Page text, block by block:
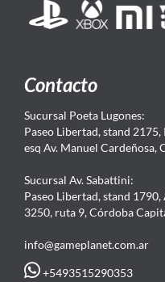
Contacto
Sucursal Poeta Lugones:
Paseo Libertad, stand
esq Av. Manuel Cardeñosa,
Sucursal Av. Sabattini:
Paseo Libertad, stand
3250, ruta 9, Córdoba
info@gameplanet.com.ar
+5493515290353